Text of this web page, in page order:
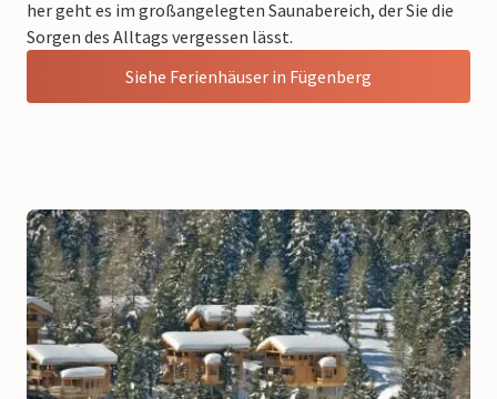
her geht es im großangelegten Saunabereich, der Sie die
Sorgen des Alltags vergessen lässt.
Siehe Ferienhäuser in Fügenberg